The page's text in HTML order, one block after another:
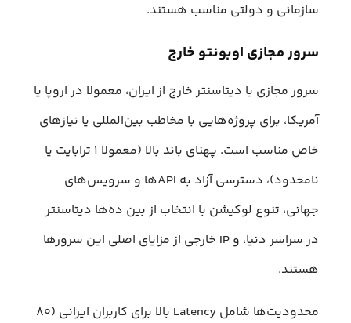
سازمانی و دولتی مناسب هستند.
سرور مجازی اوبونتو خارج
سرور مجازی با دیتاسنتر خارج از ایران، معمولا در اروپا یا
آمریکا، برای پروژه‌هایی با مخاطب بین‌المللی یا نیازهای
خاص مناسب است. پهنای باند بالا (معمولا ۱ ترابایت یا
نامحدود)، دسترسی آزاد به APIها و سرویس‌های
جهانی، تنوع لوکیشن با انتخاب از بین ده‌ها دیتاسنتر
در سراسر دنیا، و IP خارجی از مزایای اصلی این سرورها
هستند.
محدودیت‌ها شامل Latency بالا برای کاربران ایرانی (۸۰